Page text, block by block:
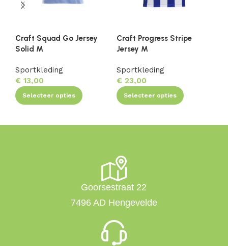
Craft Squad Go Jersey
Solid M
Sportkleding
€ 13,00
Selecteer opties
Craft Progress Stripe
Jersey M
Sportkleding
€23,00
Selecteer opties
Goorsestraat 22
7496 AD Hengevelde